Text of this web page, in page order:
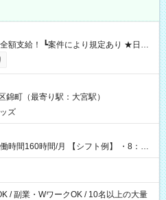
いたその日に現金GET♪ お仕事後はコ
落とせます！ 【試用期間】試
錦町（最寄り駅：大宮駅）
ズ
/月 【シフト例】 ・8：00
/ 副業・WワークOK / 10名以上の大量